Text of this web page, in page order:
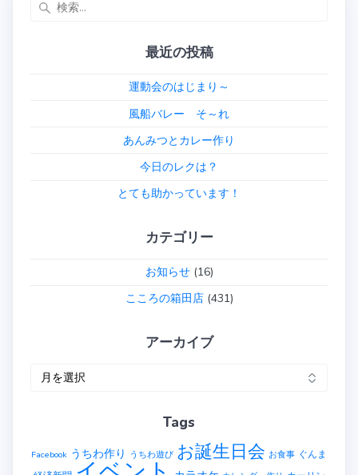
最近の投稿
運動会のはじまり～
風船バレー そ～れ
あんみつとカレー作り
今日のレクは？
とても助かっています！
カテゴリー
お知らせ(16)
こころの箱田店(431)
アーカイブ
イ
Tags
Facebook うちわ作り うちわ遊び お誕生日会 お食事 ぐんま